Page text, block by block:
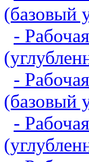
(базовый
-
-
(базовый
-